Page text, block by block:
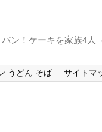
ン！ケーキを家族4人
うどん そば サイトマ